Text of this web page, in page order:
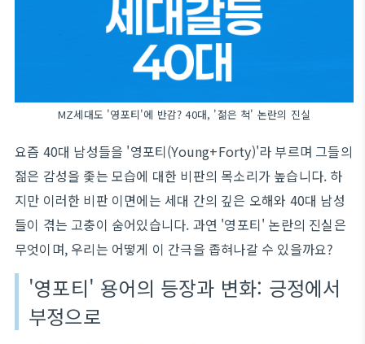
MZ세대도 '영포티'에 반감? 40대, '젊은 척' 논란의 진실
요즘 40대 남성들을 '영포티(Young+Forty)'라 부르며 그들의
젊은 감성을 좇는 모습에 대한 비판의 목소리가 높습니다. 하
지만 이러한 비판 이면에는 세대 간의 깊은 오해와 40대 남성
들이 겪는 고충이 숨어있습니다. 과연 '영포티' 논란의 진실은
무엇이며, 우리는 어떻게 이 간극을 좁혀나갈 수 있을까요?
'영포티' 용어의 등장과 변화: 긍정에서
부정으로